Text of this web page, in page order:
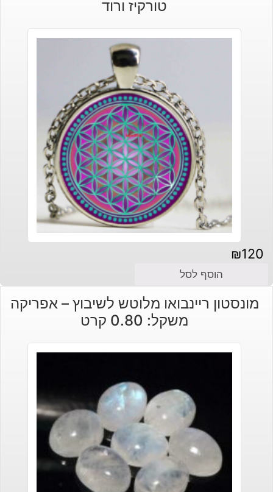
טורקיז ורוד
₪120
הוסף לסל
מונסטון ריינבואו מלוטש לשיבוץ – אפריקה
משקל: 0.80 קרט